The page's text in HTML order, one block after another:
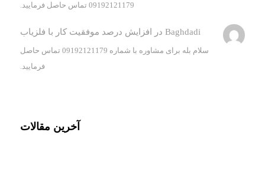
09192121179 تماس حاصل فرمایید.
Baghdadi در افزایش درصد موفقیت کار با فلزیاب
سلام بله برای مشاوره با شماره 09192121179 تماس حاصل
فرمایید.
آخرین مقالات